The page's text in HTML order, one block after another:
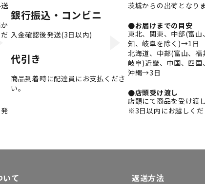
銀行振込・コンビニ
入金確認後発送(3日以内)
代引き
商品到着時に配達員にお支払くださ
い。
茨城からの出荷となりま
●お届けまでの目安
東北、関東、中部(富山
知、岐阜を除く)→1日
北海道、中部(富山、福
岐阜)近畿、中国、四
沖縄→3日
●店頭受け渡し
店頭にて商品を受け渡し
※3日以内にお越しくだ
いて 返送方法